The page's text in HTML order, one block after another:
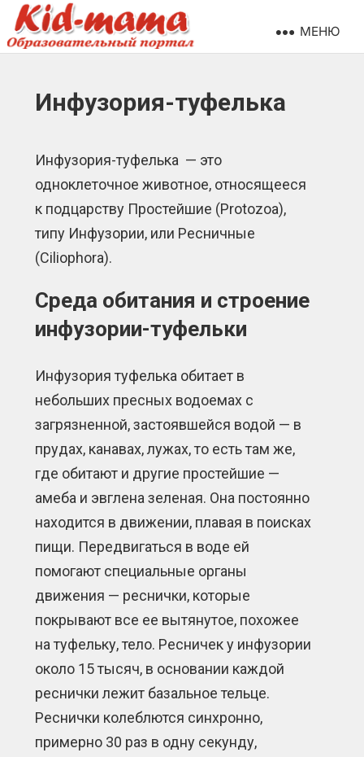
МЕНЮ
Инфузория-туфелька
Инфузория-туфелька — это
одноклеточное животное, относящееся
к подцарству Простейшие (Protozoa),
типу Инфузории, или Ресничные
(Ciliophora).
Среда обитания и строение
инфузории-туфельки
Инфузория туфелька обитает в
небольших пресных водоемах с
загрязненной, застоявшейся водой — в
прудах, канавах, лужах, то есть там же,
где обитают и другие простейшие —
амеба и эвглена зеленая. Она постоянно
находится в движении, плавая в поисках
пищи. Передвигаться в воде ей
помогают специальные органы
движения — реснички, которые
покрывают все ее вытянутое, похожее
на туфельку, тело. Ресничек у инфузории
около 15 тысяч, в основании каждой
реснички лежит базальное тельце.
Реснички колеблются синхронно,
примерно 30 раз в одну секунду,